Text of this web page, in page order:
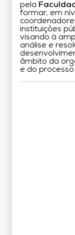
pela
formar, em
instituições
visando à
análise e
âmbito da
e do